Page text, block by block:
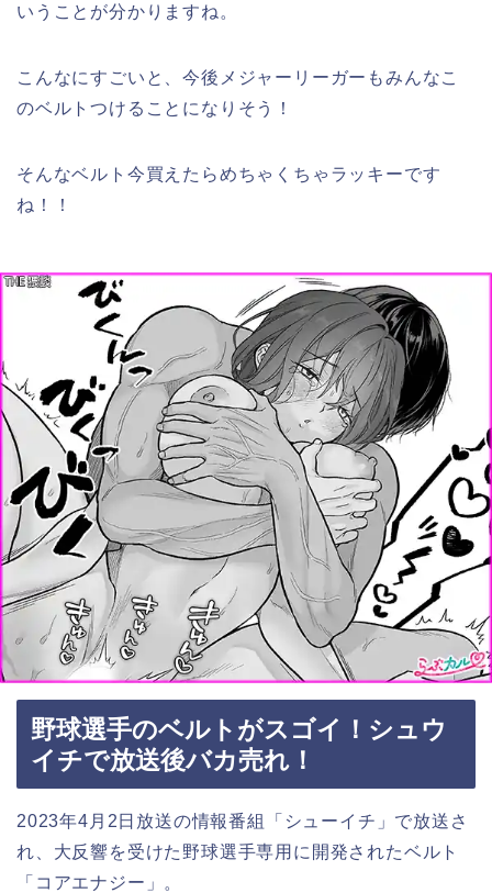
いうことが分かりますね。
こんなにすごいと、今後メジャーリーガーもみんなこ
のベルトつけることになりそう！
そんなベルト今買えたらめちゃくちゃラッキーです
ね！！
野球選手のベルトがスゴイ！シュウ
イチで放送後バカ売れ！
2023年4月2日放送の情報番組「シューイチ」で放送さ
れ、大反響を受けた野球選手専用に開発されたベルト
「コアエナジー」。